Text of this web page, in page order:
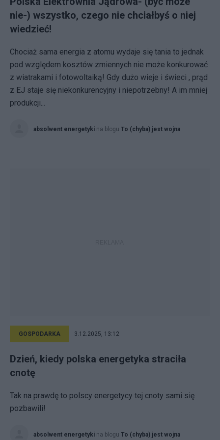
nie-) wszystko, czego nie chciałbyś o niej
wiedzieć!
Chociaż sama energia z atomu wydaje się tania to jednak
pod względem kosztów zmiennych nie może konkurować
z wiatrakami i fotowoltaiką! Gdy dużo wieje i świeci , prąd
z EJ staje się niekonkurencyjny i niepotrzebny! A im mniej
produkcji...
absolwent energetyki na blogu To (chyba) jest wojna
GOSPODARKA 3.12.2025, 13:12
Dzień, kiedy polska energetyka straciła
cnotę
Tak na prawdę to polscy energetycy tej cnoty sami się
pozbawili!
absolwent energetyki na blogu To (chyba) jest wojna